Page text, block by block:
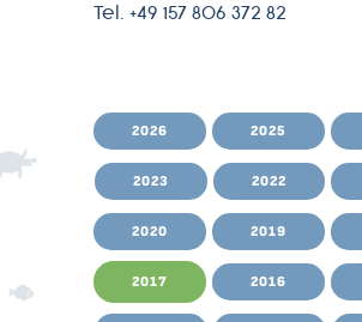
SERVICE
NEWSLETTER
Tel. +49 157 806 372 82
2026 2025
2023 2022
2020 2019
2017 2016